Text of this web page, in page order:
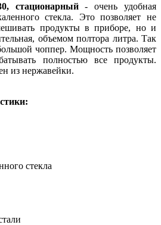
стационарный- очень удобная
стекла. Это позволяет не
продукты в приборе, но и
объемом полтора литра. Так
чоппер. Мощность позволяет
полностью все продукты.
из нержавейки.
стекла